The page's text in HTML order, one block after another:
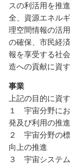
スの利活用を推
全、資源エネル
理空間情報の活
の確保、市民経
報を享受する社
造への貢献に資
事業
上記の目的に資
１ 宇宙分野に
発及び利用の推進
２ 宇宙分野の
向上の推進
３ 宇宙システ